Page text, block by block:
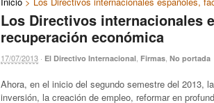
Los Directivos internacionales
recuperación económica
17/07/2013 · El Directivo Internacional Firmas No portada
Ahora, en el inicio del segundo semestre del 2013,
inversión, la creación de empleo, reformar en